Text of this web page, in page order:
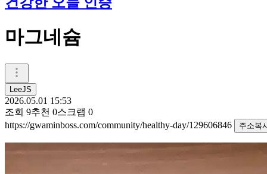
마그네슘
LeeJS
2026.05.01 15:53
조회 9추천 0스크랩 0
https://gwaminboss.com/community/healthy-day/129606846
주소복